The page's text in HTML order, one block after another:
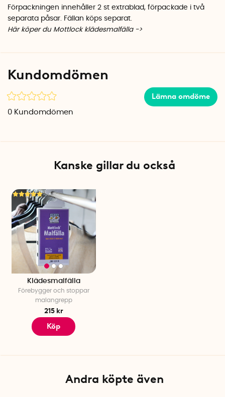
Förpackningen innehåller 2 st extrablad, förpackade i två
separata påsar. Fällan köps separat.
Här köper du Mottlock klädesmalfälla ->
Kundomdömen
Lämna omdöme
0 Kundomdömen
Kanske gillar du också
Klädesmalfälla
Förebygger och stoppar
malangrepp
215 kr
Köp
Andra köpte även